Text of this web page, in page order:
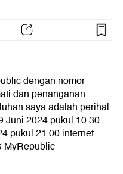
dengan nomor
dan penanganan
saya adalah perihal
Juni 2024 pukul 10.30
pukul 21.00 internet
MyRepublic